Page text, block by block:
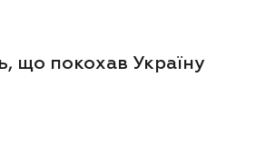
що покохав Україну